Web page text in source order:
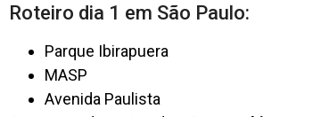
Roteiro dia 1 em São Paulo:
Parque Ibirapuera
MASP
Avenida Paulista